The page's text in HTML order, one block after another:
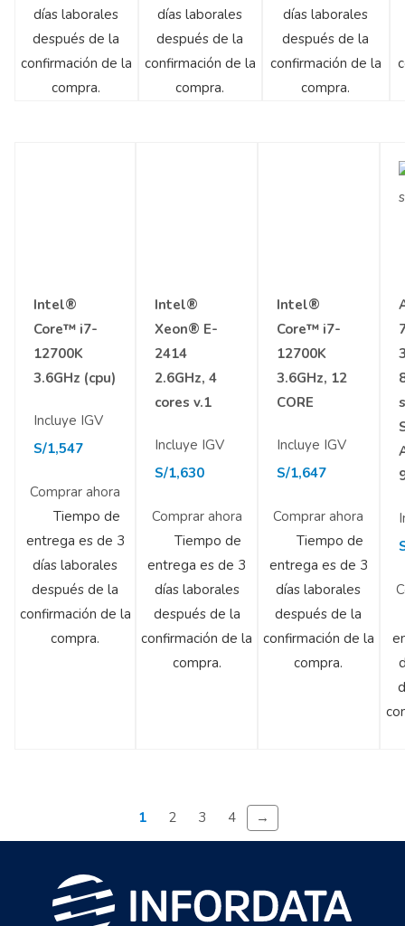
días laborales
después de la
confirmación de la
compra.
días laborales
después de la
confirmación de la
compra.
días laborales
después de la
confirmación de la
compra.
Intel®
Core™ i7-
12700K
3.6GHz (cpu)
Incluye IGV
S/1,547
Comprar ahora
Tiempo de
entrega es de 3
días laborales
después de la
confirmación de la
compra.
Intel®
Xeon® E-
2414
2.6GHz, 4
cores v.1
Incluye IGV
S/1,630
Comprar ahora
Tiempo de
entrega es de 3
días laborales
después de la
confirmación de la
compra.
Intel®
Core™ i7-
12700K
3.6GHz, 12
CORE
Incluye IGV
S/1,647
Comprar ahora
Tiempo de
entrega es de 3
días laborales
después de la
confirmación de la
compra.
1 2 3 4 →